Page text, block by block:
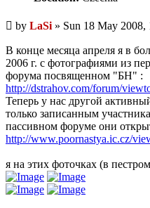
Unread
post
by LaSi » Sun 18 May 2008,
В конце месяца апреля я в
2006 г. с фотографиями из
форума посвященном "БН" :
http://dstrahov.com/forum/
Теперь у нас другой
только записанным
пассивном форуме они
http://www.poornastya.ic.cz/
я на этих фоточках (в